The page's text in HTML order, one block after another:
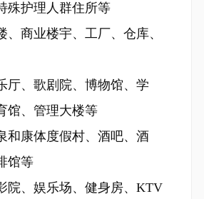
殊护理人群住所等
、商业楼宇、工厂、仓库、
厅、歌剧院、博物馆、学
馆、管理大楼等
和康体度假村、酒吧、酒
馆等
院、娱乐场、健身房、KTV